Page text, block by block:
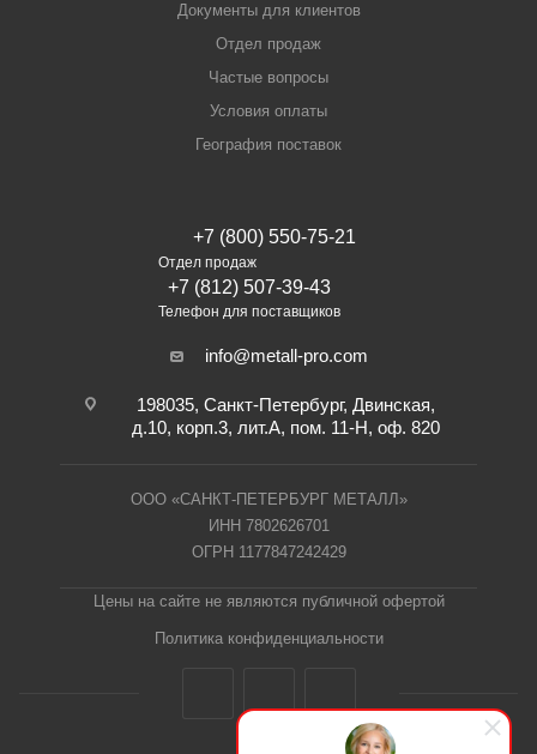
Документы для клиентов
Отдел продаж
Частые вопросы
Условия оплаты
География поставок
+7 (800) 550-75-21
Отдел продаж
+7 (812) 507-39-43
Телефон для поставщиков
info@metall-pro.com
198035, Санкт-Петербург, Двинская,
д.10, корп.3, лит.А, пом. 11-Н, оф. 820
ООО «САНКТ-ПЕТЕРБУРГ МЕТАЛЛ»
ИНН 7802626701
ОГРН 1177847242429
Цены на сайте не являются публичной офертой
Политика конфиденциальности